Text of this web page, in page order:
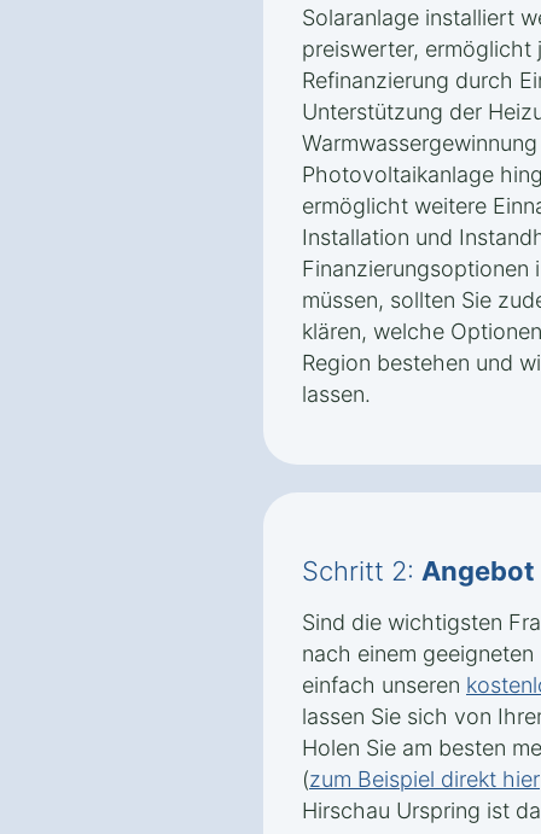
Solaranlage installiert
preiswerter, ermöglicht
Refinanzierung durch
Unterstützung der
Photovoltaikanlage
ermöglicht weitere
Installation und
Finanzierungsoptionen
müssen, sollten Sie
klären, welche
Region bestehen und
lassen.
Schritt 2: Angebot
Sind die wichtigsten
nach einem
einfach unseren
lassen Sie sich von
Holen Sie am besten
(zum Beispiel direkt hier
Hirschau Urspring ist